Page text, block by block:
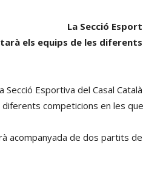
La Secció
els equips de les
Secció Esportiva del Casal
competicions en les
acompanyada de dos partits